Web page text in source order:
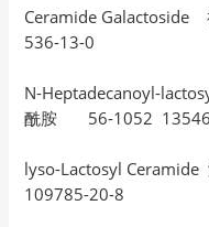
Ceramide
536-13-0
N-Heptadecanoyl-
酰胺 56-1052
lyso-Lactosyl
109785-20-8